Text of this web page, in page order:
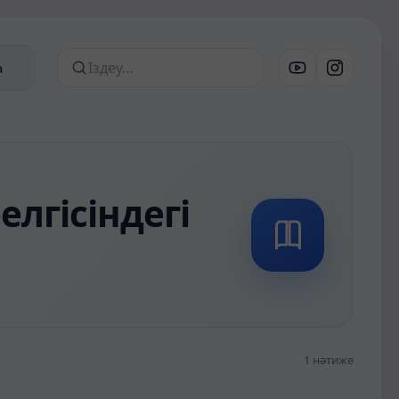
Сайттан іздеу
1 нәтиже